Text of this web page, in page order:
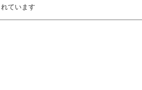
ています